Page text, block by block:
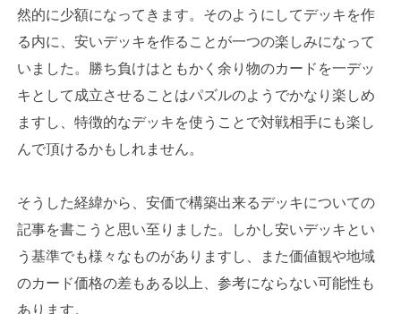
然的に少額になってきます。そのようにしてデッキを作
る内に、安いデッキを作ることが一つの楽しみになって
いました。勝ち負けはともかく余り物のカードを一デッ
キとして成立させることはパズルのようでかなり楽しめ
ますし、特徴的なデッキを使うことで対戦相手にも楽し
んで頂けるかもしれません。
そうした経緯から、安価で構築出来るデッキについての
記事を書こうと思い至りました。しかし安いデッキとい
う基準でも様々なものがありますし、また価値観や地域
のカード価格の差もある以上、参考にならない可能性も
あります。